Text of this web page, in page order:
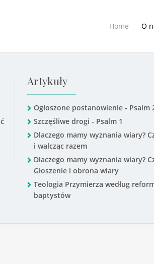
Home O
Artykuły
Ogłoszone postanowienie - Psalm
Szczęśliwe drogi - Psalm 1
Dlaczego mamy wyznania wiary?
i walcząc razem
Dlaczego mamy wyznania wiary?
Głoszenie i obrona wiary
Teologia Przymierza według
baptystów